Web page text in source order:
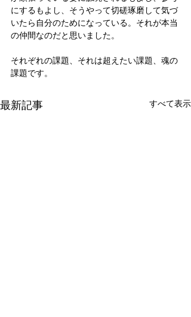
にするもよし、そうやって切磋琢磨して気づ
いたら自分のためになっている。それが本当
の仲間なのだと思いました。
それぞれの課題、それは超えたい課題、魂の
課題です。
最新記事 すべて表示